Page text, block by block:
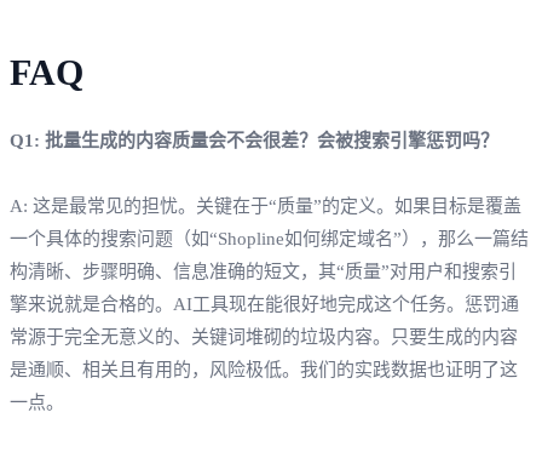
FAQ
Q1: 批量生成的内容质量会不会很差？会被搜索引擎惩罚吗？
A: 这是最常见的担忧。关键在于“质量”的定义。如果目标是覆盖
一个具体的搜索问题（如“Shopline如何绑定域名”），那么一篇结
构清晰、步骤明确、信息准确的短文，其“质量”对用户和搜索引
擎来说就是合格的。AI工具现在能很好地完成这个任务。惩罚通
常源于完全无意义的、关键词堆砌的垃圾内容。只要生成的内容
是通顺、相关且有用的，风险极低。我们的实践数据也证明了这
一点。